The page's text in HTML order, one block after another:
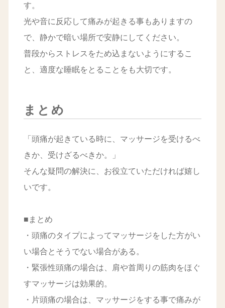
す。
光や音に反応して痛みが起きる事もありますの
で、静かで暗い場所で安静にしてください。
普段からストレスをため込まないようにするこ
と、適度な睡眠をとることをも大切です。
まとめ
「頭痛が起きている時に、マッサージを受けるべ
きか、受けざるべきか。」
そんな疑問の解決に、お役立ていただければ嬉し
いです。
■まとめ
・頭痛のタイプによってマッサージをした方がい
い場合とそうでない場合がある。
・緊張性頭痛の場合は、肩や首周りの筋肉をほぐ
すマッサージは効果的。
・片頭痛の場合は、マッサージをする事で痛みが